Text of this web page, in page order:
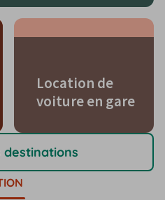
Location de
voiture en gare
destinations